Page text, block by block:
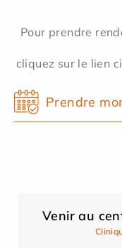
Pour prendre
cliquez sur le lien
Prendre
Venir au